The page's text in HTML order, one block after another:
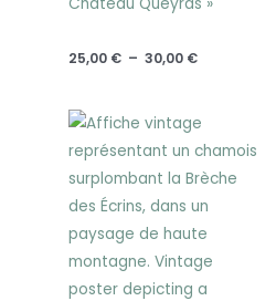
25,00 € – 30,00 €
Plage
de
prix :
25,00 €
à
30,00 €